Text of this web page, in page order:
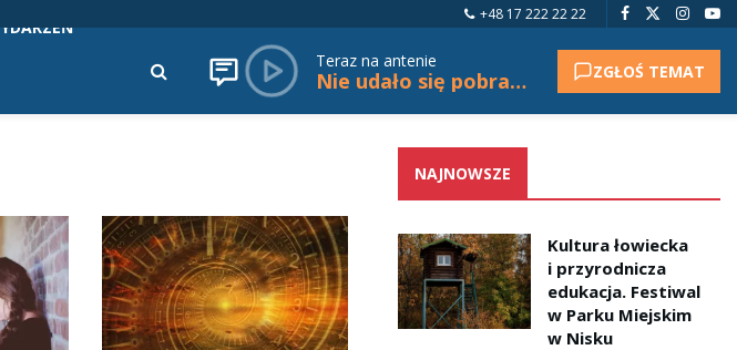
+48 17 222 22 22
Teraz na antenie
Nie udało się pobrać tytułu. ZGŁOŚ TEMAT
NAJNOWSZE
Kultura łowiecka
i przyrodnicza
edukacja. Festiwal
w Parku Miejskim
w Nisku